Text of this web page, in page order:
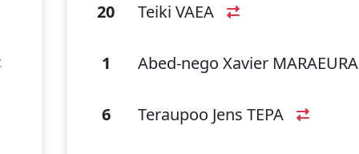
20 Teiki VAEA
1 Abed-nego Xavier MARAEURA
6 Teraupoo Jens TEPA